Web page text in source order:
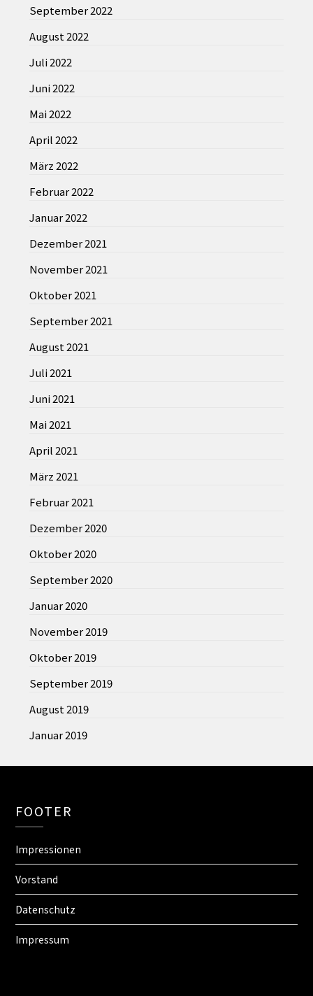
September 2022
August 2022
Juli 2022
Juni 2022
Mai 2022
April 2022
März 2022
Februar 2022
Januar 2022
Dezember 2021
November 2021
Oktober 2021
September 2021
August 2021
Juli 2021
Juni 2021
Mai 2021
April 2021
März 2021
Februar 2021
Dezember 2020
Oktober 2020
September 2020
Januar 2020
November 2019
Oktober 2019
September 2019
August 2019
Januar 2019
FOOTER
Impressionen
Vorstand
Datenschutz
Impressum